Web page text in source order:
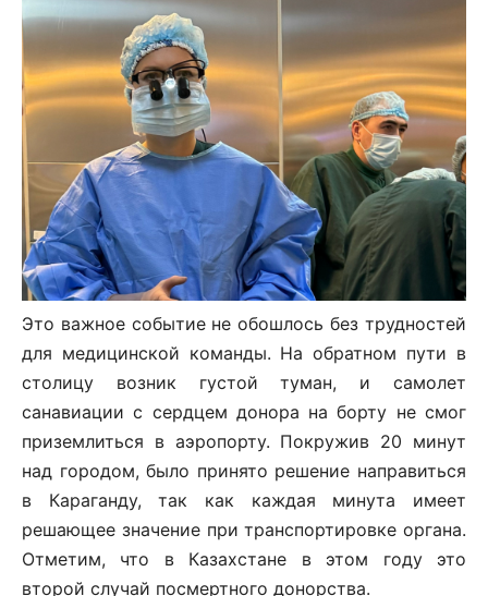
Это важное событие не обошлось без трудностей
для медицинской команды. На обратном пути в
столицу возник густой туман, и самолет
санавиации с сердцем донора на борту не смог
приземлиться в аэропорту. Покружив 20 минут
над городом, было принято решение направиться
в Караганду, так как каждая минута имеет
решающее значение при транспортировке органа.
Отметим, что в Казахстане в этом году это
второй случай посмертного донорства.